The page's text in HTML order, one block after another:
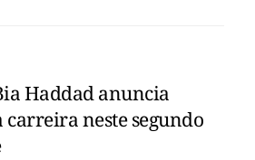
Haddad anuncia
carreira neste segundo